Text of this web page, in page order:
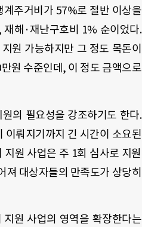
주거비가 57%로 절반 이상을
해·재난구호비 1% 순이었다.
원 가능하지만 그 정도 목돈이
원 수준인데, 이 정도 금액으로
의 필요성을 강조하기도 한다.
이뤄지기까지 긴 시간이 소요된
원 사업은 주 1회 심사로 지원
대상자들의 만족도가 상당히
원 사업의 영역을 확장한다는